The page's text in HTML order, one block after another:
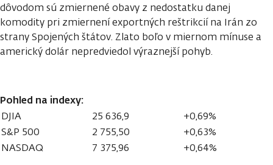
dôvodom sú zmiernené obavy z nedostatku danej
komodity pri zmiernení exportných reštrikcií na Irán zo
strany Spojených štátov. Zlato boľo v miernom mínuse a
americký dolár nepredviedol výraznejší pohyb.
Pohled na indexy:
DJIA 25 636,9
+0,69%
S&P 500
2 755,50
+0,63%
NASDAQ
7 375,96 +0,64%